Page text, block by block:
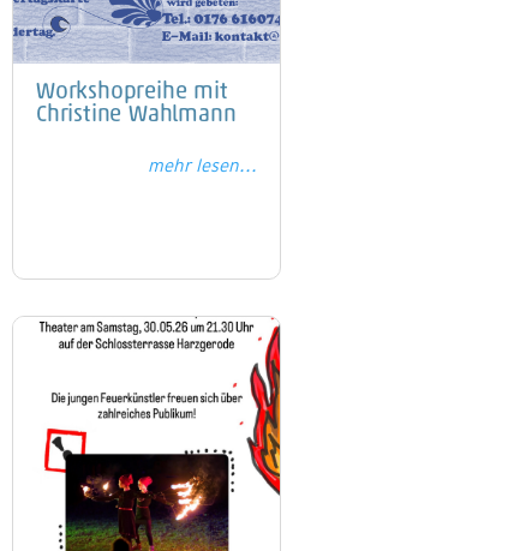
Workshopreihe mit
Christine Wahlmann
mehr lesen...